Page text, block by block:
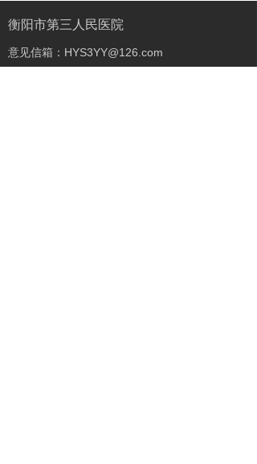
衡阳市第三人民医院
意见信箱：HYS3YY@126.com